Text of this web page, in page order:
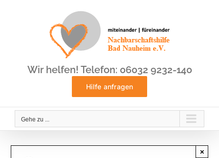
Wir helfen! Telefon: 06032 9232-140
Hilfe anfragen
Gehe zu ...
×